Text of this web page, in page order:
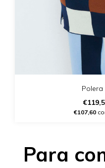
Polera
€107,60
Para